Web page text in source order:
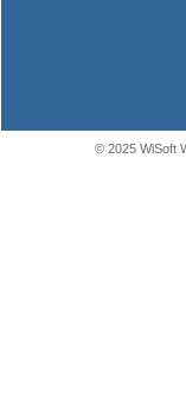
© 2025 WiSoft